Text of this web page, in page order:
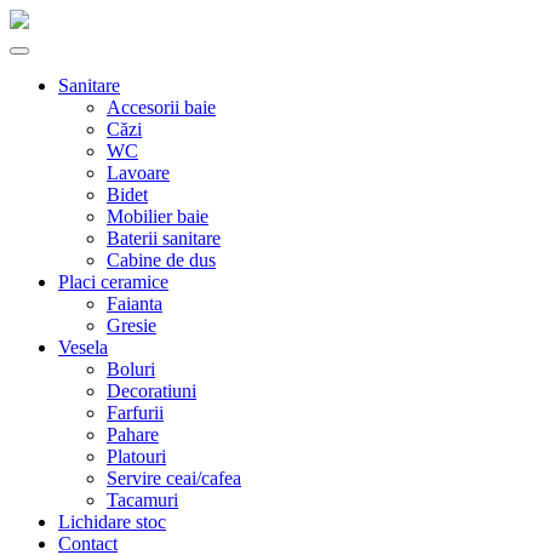
Sanitare
Accesorii baie
Căzi
WC
Lavoare
Bidet
Mobilier baie
Baterii sanitare
Cabine de dus
Placi ceramice
Faianta
Gresie
Vesela
Boluri
Decoratiuni
Farfurii
Pahare
Platouri
Servire ceai/cafea
Tacamuri
Lichidare stoc
Contact